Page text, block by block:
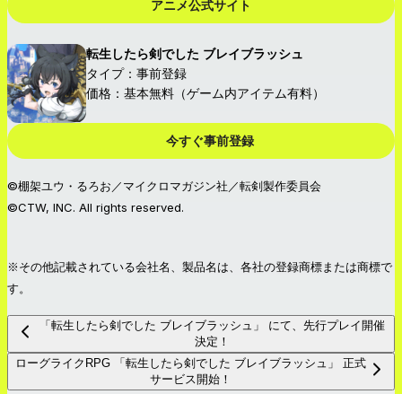
アニメ公式サイト
転生したら剣でした ブレイブラッシュ
タイプ：事前登録
価格：基本無料（ゲーム内アイテム有料）
今すぐ事前登録
©棚架ユウ・るろお／マイクロマガジン社／転剣製作委員会
©CTW, INC. All rights reserved.
※その他記載されている会社名、製品名は、各社の登録商標または商標で
す。
「転生したら剣でした ブレイブラッシュ」 にて、先行プレイ開催
決定！
ローグライクRPG 「転生したら剣でした ブレイブラッシュ」 正式
サービス開始！